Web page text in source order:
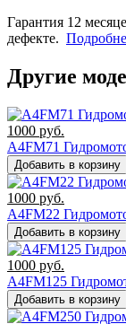
Гарантия 12
дефекте.
Другие
1000 руб.
A4FM71
Добавить в корзину
1000 руб.
A4FM22
Добавить в корзину
1000 руб.
A4FM125
Добавить в корзину